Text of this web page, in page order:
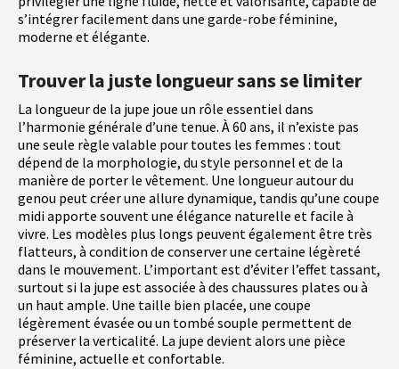
s’intégrer facilement dans une garde-robe féminine,
moderne et élégante.
Trouver la juste longueur sans se limiter
La longueur de la jupe joue un rôle essentiel dans
l’harmonie générale d’une tenue. À 60 ans, il n’existe pas
une seule règle valable pour toutes les femmes : tout
dépend de la morphologie, du style personnel et de la
manière de porter le vêtement. Une longueur autour du
genou peut créer une allure dynamique, tandis qu’une coupe
midi apporte souvent une élégance naturelle et facile à
vivre. Les modèles plus longs peuvent également être très
flatteurs, à condition de conserver une certaine légèreté
dans le mouvement. L’important est d’éviter l’effet tassant,
surtout si la jupe est associée à des chaussures plates ou à
un haut ample. Une taille bien placée, une coupe
légèrement évasée ou un tombé souple permettent de
préserver la verticalité. La jupe devient alors une pièce
féminine, actuelle et confortable.